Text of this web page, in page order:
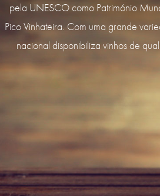
pela UNESCO como Património
Pico Vinhateira. Com uma grande
nacional disponibiliza vinhos de